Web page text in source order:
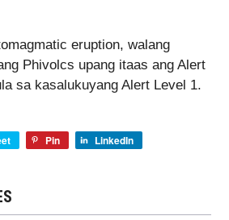
eruption, walang
Phivolcs upang itaas ang Alert
sa kasalukuyang Alert Level 1.
Pin LinkedIn